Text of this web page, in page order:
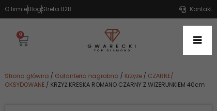
O firmieBlogStrefa B2B Kontakt
0
Strona główna / Galanteria nagrobna / Krzyże / CZARNE/
OKSYDOWANE / KRZYŻ KRESKA ROMANO CZARNY Z WIZERUNKIEM 40cm